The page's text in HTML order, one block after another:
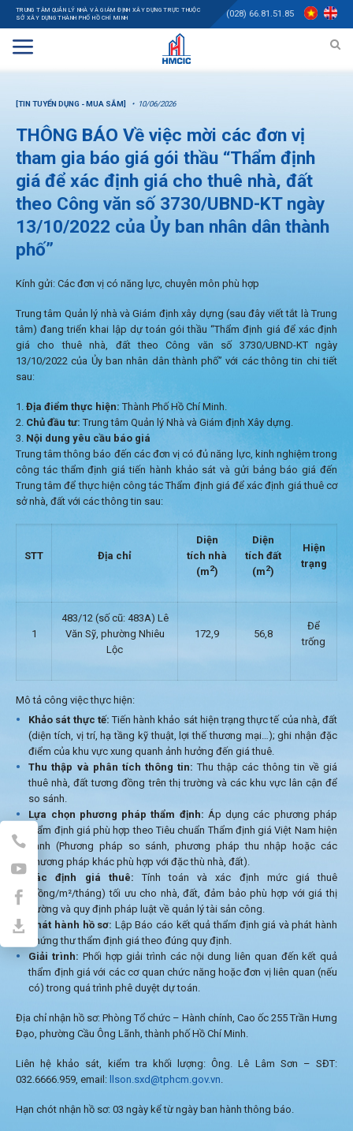
TRUNG TÂM QUẢN LÝ NHÀ VÀ GIÁM ĐỊNH XÂY DỰNG TRỰC THUỘC
SỞ XÂY DỰNG THÀNH PHỐ HỒ CHÍ MINH
(028) 66.81.51.85
[TIN TUYỂN DỤNG - MUA SẮM] 10/06/2026
THÔNG BÁO Về việc mời các đơn vị
tham gia báo giá gói thầu “Thẩm định
giá để xác định giá cho thuê nhà, đất
theo Công văn số 3730/UBND-KT ngày
13/10/2022 của Ủy ban nhân dân thành
phố”
Kính gửi: Các đơn vị có năng lực, chuyên môn phù hợp
Trung tâm Quản lý nhà và Giám định xây dựng (sau đây viết tắt là Trung
tâm) đang triển khai lập dự toán gói thầu “Thẩm định giá để xác định
giá cho thuê nhà, đất theo Công văn số 3730/UBND-KT ngày
13/10/2022 của Ủy ban nhân dân thành phố” với các thông tin chi tiết
sau:
Địa điểm thực hiện:Thành Phố Hồ Chí Minh.
Chủ đầu tư: Trung tâm Quản lý Nhà và Giám định Xây dựng.
Nội dung yêu cầu báo giá
Trung tâm thông báo đến các đơn vị có đủ năng lực, kinh nghiệm trong
công tác thẩm định giá tiến hành khảo sát và gửi bảng báo giá đến
Trung tâm để thực hiện công tác Thẩm định giá để xác định giá thuê cơ
sở nhà, đất với các thông tin sau:
STT Địa chỉ
Diện
tích nhà
(m2)
Diện
tích đất
(m2)
Hiện
trạng
1
483/12 (số cũ: 483A) Lê
Văn Sỹ, phường Nhiêu
Lộc
172,9 56,8
Để
trống
Mô tả công việc thực hiện:
Khảo sát thực tế: Tiến hành khảo sát hiện trạng thực tế của nhà, đất
(diện tích, vị trí, hạ tầng kỹ thuật, lợi thế thương mại…); ghi nhận đặc
điểm của khu vực xung quanh ảnh hưởng đến giá thuê.
Thu thập và phân tích thông tin: Thu thập các thông tin về giá
thuê nhà, đất tương đồng trên thị trường và các khu vực lân cận để
so sánh.
Lựa chọn phương pháp thẩm định: Áp dụng các phương pháp
thẩm định giá phù hợp theo Tiêu chuẩn Thẩm định giá Việt Nam hiện
hành (Phương pháp so sánh, phương pháp thu nhập hoặc các
phương pháp khác phù hợp với đặc thù nhà, đất).
Xác định giá thuê: Tính toán và xác định mức giá thuê
(đồng/m²/tháng) tối ưu cho nhà, đất, đảm bảo phù hợp với giá thị
trường và quy định pháp luật về quản lý tài sản công.
Phát hành hồ sơ: Lập Báo cáo kết quả thẩm định giá và phát hành
Chứng thư thẩm định giá theo đúng quy định.
Giải trình: Phối hợp giải trình các nội dung liên quan đến kết quả
thẩm định giá với các cơ quan chức năng hoặc đơn vị liên quan (nếu
có) trong quá trình phê duyệt dự toán.
Địa chỉ nhận hồ sơ: Phòng Tổ chức – Hành chính, Cao ốc 255 Trần Hưng
Đạo, phường Cầu Ông Lãnh, thành phố Hồ Chí Minh.
Liên hệ khảo sát, kiểm tra khối lượng: Ông. Lê Lâm Sơn – SĐT:
032.6666.959, email:
llson.sxd@tphcm.gov.vn
Hạn chót nhận hồ sơ: 03 ngày kể từ ngày ban hành thông báo.